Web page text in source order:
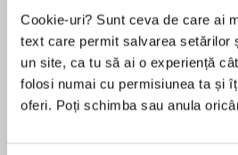
Cookie-uri? Sunt ceva de care ai
text care permit salvarea setărilor
un site, ca tu să ai o experiență
folosi numai cu permisiunea ta și
oferi. Poți schimba sau anula
Elita de Argint (Elita
de...
Dani Francis
Diavolul se
la...
Lauren Weisberger